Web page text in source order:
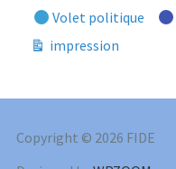
Volet politique
Vue
impression
Copyright © 2026 FIDE